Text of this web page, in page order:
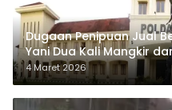
Dugaan Penipuan Jual
Yani Dua Kali Mangkir
4 Maret 2026